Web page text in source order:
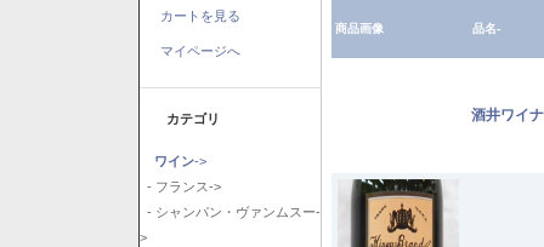
カートを見る
マイページへ
カテゴリ
ワイン->
- フランス->
- シャンパン・ヴァンムスー-
>
商品画像 品名-
酒井ワイ